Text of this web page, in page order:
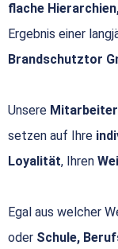
flache
Ergebnis einer
Brandschutztor
Unsere
setzen auf Ihre
Loyalität, Ihren
Egal aus welcher
oder Schule,